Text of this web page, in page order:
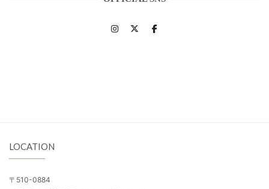
LOCATION
〒510-0884